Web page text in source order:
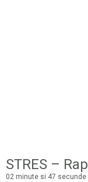
STRES –
02 minute si 47 secunde